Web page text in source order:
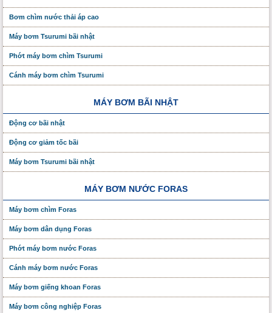
Bơm chìm nước thải áp cao
Máy bơm Tsurumi bãi nhật
Phớt máy bơm chìm Tsurumi
Cánh máy bơm chìm Tsurumi
MÁY BƠM BÃI NHẬT
Động cơ bãi nhật
Động cơ giảm tốc bãi
Máy bơm Tsurumi bãi nhật
MÁY BƠM NƯỚC FORAS
Máy bơm chìm Foras
Máy bơm dân dụng Foras
Phớt máy bơm nước Foras
Cánh máy bơm nước Foras
Máy bơm giếng khoan Foras
Máy bơm công nghiệp Foras